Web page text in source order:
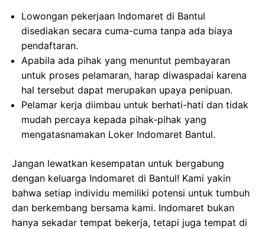
Lowongan pekerjaan Indomaret di Bantul
disediakan secara cuma-cuma tanpa ada biaya
pendaftaran.
Apabila ada pihak yang menuntut pembayaran
untuk proses pelamaran, harap diwaspadai karena
hal tersebut dapat merupakan upaya penipuan.
Pelamar kerja diimbau untuk berhati-hati dan tidak
mudah percaya kepada pihak-pihak yang
mengatasnamakan Loker Indomaret Bantul.
Jangan lewatkan kesempatan untuk bergabung
dengan keluarga Indomaret di Bantul! Kami yakin
bahwa setiap individu memiliki potensi untuk tumbuh
dan berkembang bersama kami. Indomaret bukan
hanya sekadar tempat bekerja, tetapi juga tempat di